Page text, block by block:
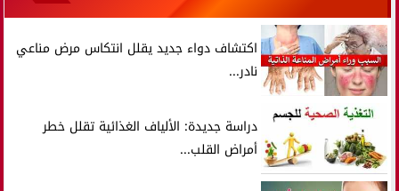
اكتشاف دواء جديد يقلل انتكاس مرض مناعي
نادر...
دراسة جديدة: الألياف الغذائية تقلل خطر
أمراض القلب...